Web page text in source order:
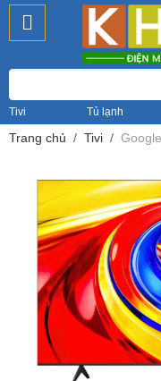
Tivi Tủ lạnh
Trang chủ Tivi